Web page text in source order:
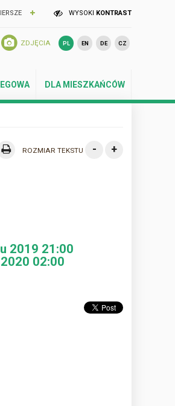
WYSOKI KONTRAST
ZDJĘCIA PL EN DE CZ
DLA MIESZKAŃCÓW
ROZMIAR TEKSTU - +
2019 21:00
02:00